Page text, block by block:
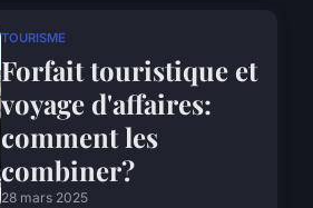
TOURISME
Forfait touristique et
voyage d'affaires:
comment les
combiner?
28 mars 2025